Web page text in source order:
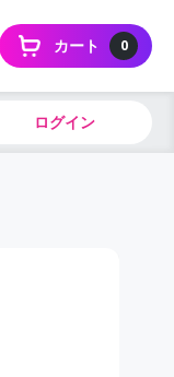
0
カート
ログイン